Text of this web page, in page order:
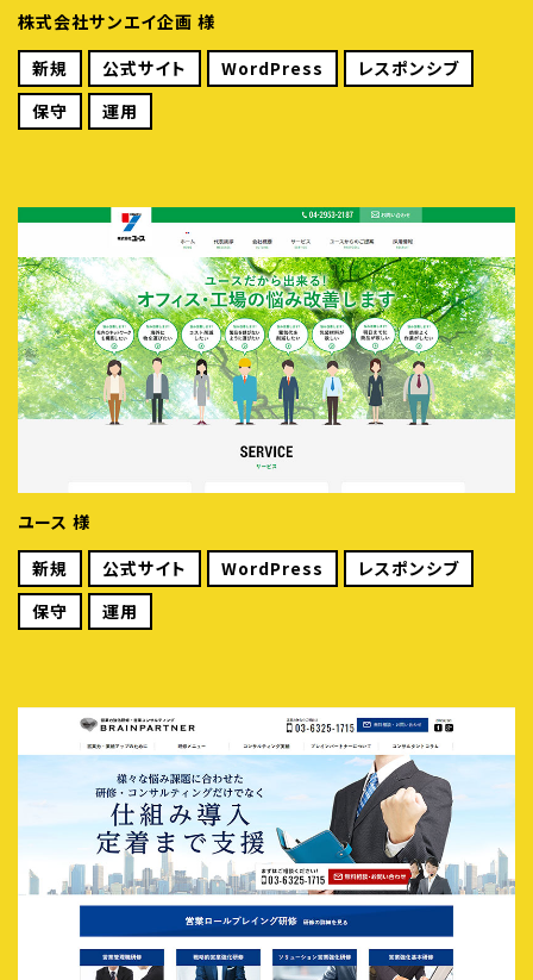
株式会社サンエイ企画 様
新規
公式サイト WordPress
レスポンシブ
保守
運用
ユース 様
新規
公式サイト WordPress
レスポンシブ
保守
運用